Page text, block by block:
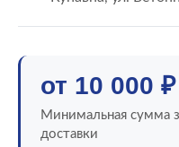
от 10 000 ₽
Минимальная сумма
доставки